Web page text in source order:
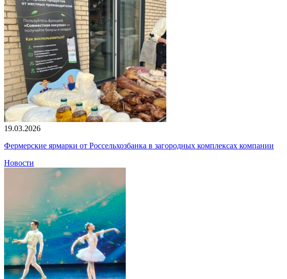
19.03.2026
Фермерские ярмарки от Россельхозбанка в загородных комплексах компании
Новости